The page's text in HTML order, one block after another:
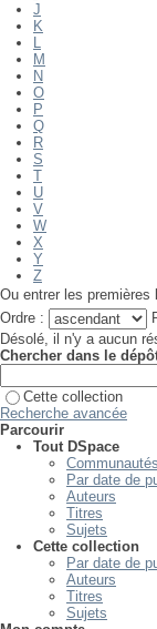
J
K
L
M
N
O
P
Q
R
S
T
U
V
W
X
Y
Z
Ou entrer les premières
Ordre :
Désolé, il n'y a aucun
Chercher dans le
Cette collection
Recherche avancée
Parcourir
Tout DSpace
Par date de
Auteurs
Titres
Sujets
Cette collection
Par date de
Auteurs
Titres
Sujets